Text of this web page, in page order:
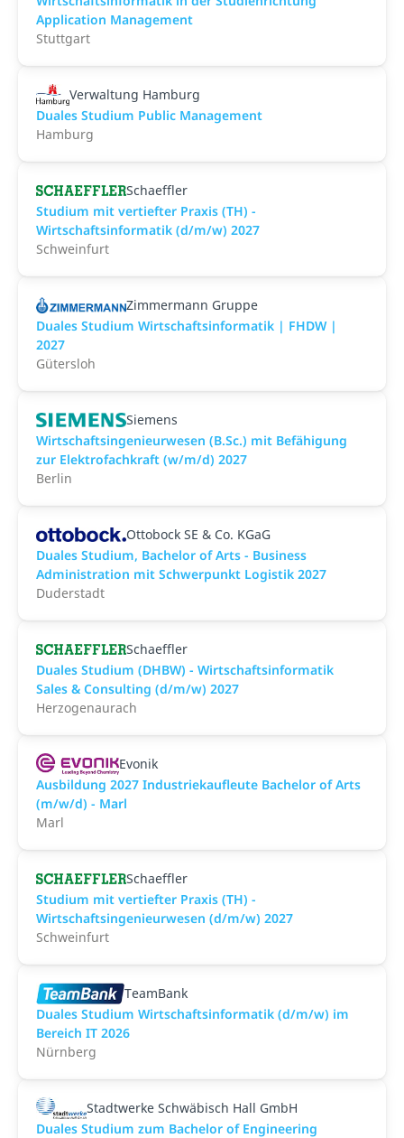
Application Management
Stuttgart
Verwaltung Hamburg
Duales Studium Public Management
Hamburg
Schaeffler
Studium mit vertiefter Praxis (TH) -
Wirtschaftsinformatik (d/m/w) 2027
Schweinfurt
Zimmermann Gruppe
Duales Studium Wirtschaftsinformatik | FHDW |
2027
Gütersloh
Siemens
Wirtschaftsingenieurwesen (B.Sc.) mit Befähigung
zur Elektrofachkraft (w/m/d) 2027
Berlin
Ottobock SE & Co. KGaG
Duales Studium, Bachelor of Arts - Business
Administration mit Schwerpunkt Logistik 2027
Duderstadt
Schaeffler
Duales Studium (DHBW) - Wirtschaftsinformatik
Sales & Consulting (d/m/w) 2027
Herzogenaurach
Evonik
Ausbildung 2027 Industriekaufleute Bachelor of Arts
(m/w/d) - Marl
Marl
Schaeffler
Studium mit vertiefter Praxis (TH) -
Wirtschaftsingenieurwesen (d/m/w) 2027
Schweinfurt
TeamBank
Duales Studium Wirtschaftsinformatik (d/m/w) im
Bereich IT 2026
Nürnberg
Stadtwerke Schwäbisch Hall GmbH
Duales Studium zum Bachelor of Engineering